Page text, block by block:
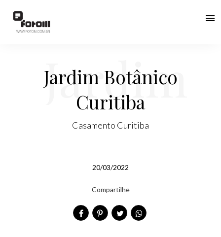
menu
Jardim Botânico
Curitiba
Jardim
Botânico
Curitiba
Casamento Curitiba
20/03/2022
Compartilhe